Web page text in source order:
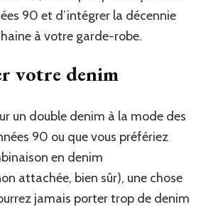
90 et d’intégrer la décennie
à votre garde-robe.
votre denim
un double denim à la mode des
90 ou que vous préfériez
en denim
attachée, bien sûr), une chose
jamais porter trop de denim